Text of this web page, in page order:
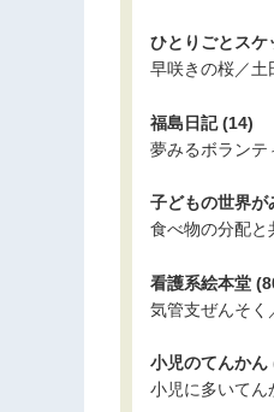
ひとりごとスケ
早咲きの桜／土
福島日記 (14)
夢みるボランテ
子どもの世界が
食べ物の分配と
看護系絵本堂
気管支ぜんそく
小児のてんかん
小児に多いてん